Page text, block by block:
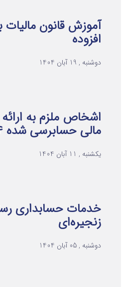
آموزش قانون مالیات
افزوده
دوشنبه , 19 آبان 1404
اشخاص ملزم به
مالی حسابرسی شده ۱۴۰۴
یکشنبه , 11 آبان 1404
خدمات حسابداری
زنجیره‌ای
دوشنبه , 05 آبان 1404